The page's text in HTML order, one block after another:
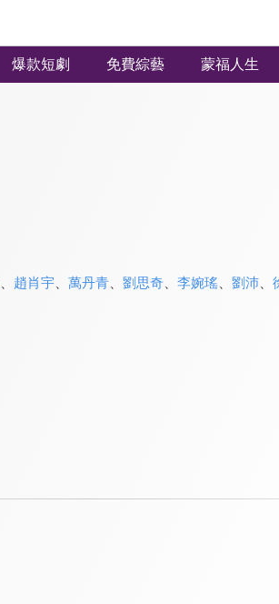
爆款短劇 免費綜藝 蒙福人生
趙肖宇、 萬丹青、 劉思奇、 李婉瑤、 劉沛、